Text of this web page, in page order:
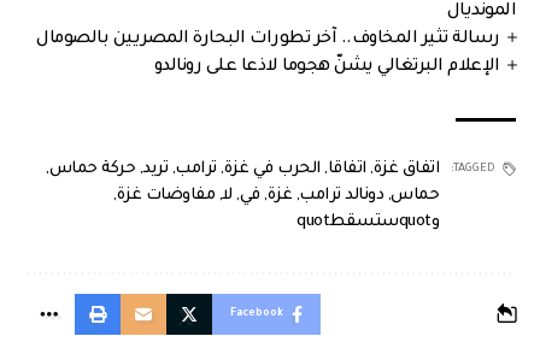
المونديال
رسالة تثير المخاوف.. آخر تطورات البحارة المصريين بالصومال
الإعلام البرتغالي يشنّ هجوما لاذعا على رونالدو
TAGGED: اتفاق غزة, اتفاقا, الحرب في غزة, ترامب, تريد, حركة حماس,
حماس, دونالد ترامب, غزة, في, لا, مفاوضات غزة,
وquotستسقطquot
Facebook